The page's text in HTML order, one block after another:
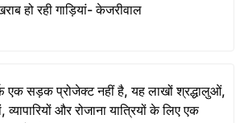
हो रही गाड़ियां- केजरीवाल
एक सड़क प्रोजेक्ट नहीं है, यह लाखों श्रद्धालुओं,
व्यापारियों और रोजाना यात्रियों के लिए एक